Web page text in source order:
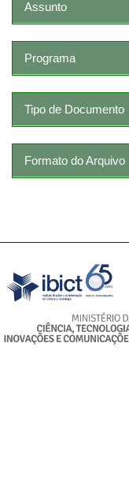
Assunto
Programa
Tipo de Documento
Formato do Arquivo